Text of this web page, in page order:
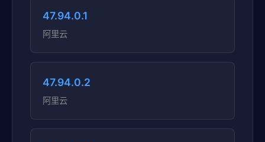
47.94.0.1
阿里云
47.94.0.2
阿里云